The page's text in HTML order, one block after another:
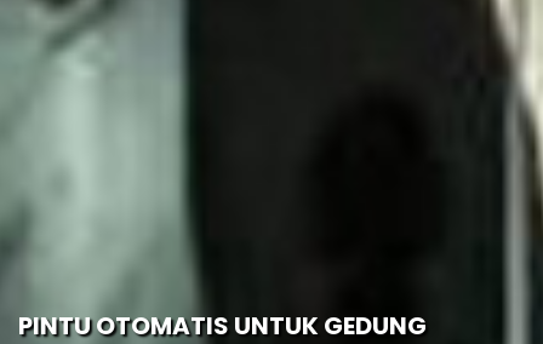
PINTU OTOMATIS UNTUK GEDUNG